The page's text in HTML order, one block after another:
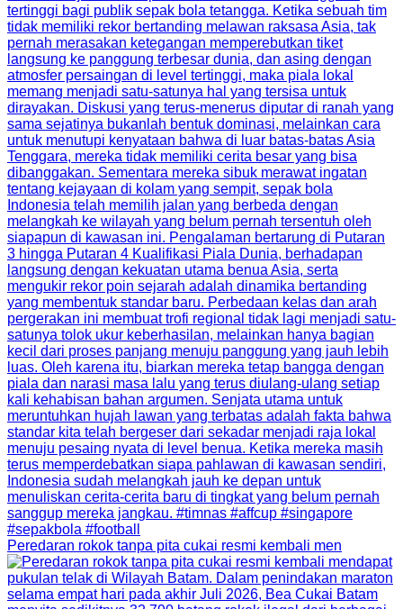
Peredaran rokok tanpa pita cukai resmi kembali men